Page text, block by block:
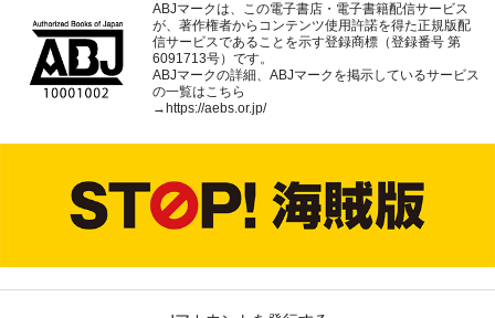
ABJマークは、この電子書店・電子書籍配信サービス
が、著作権者からコンテンツ使用許諾を得た正規版配
信サービスであることを示す登録商標（登録番号 第
6091713号）です。
ABJマークの詳細、ABJマークを掲示しているサービス
の一覧はこちら
→ https://aebs.or.jp/